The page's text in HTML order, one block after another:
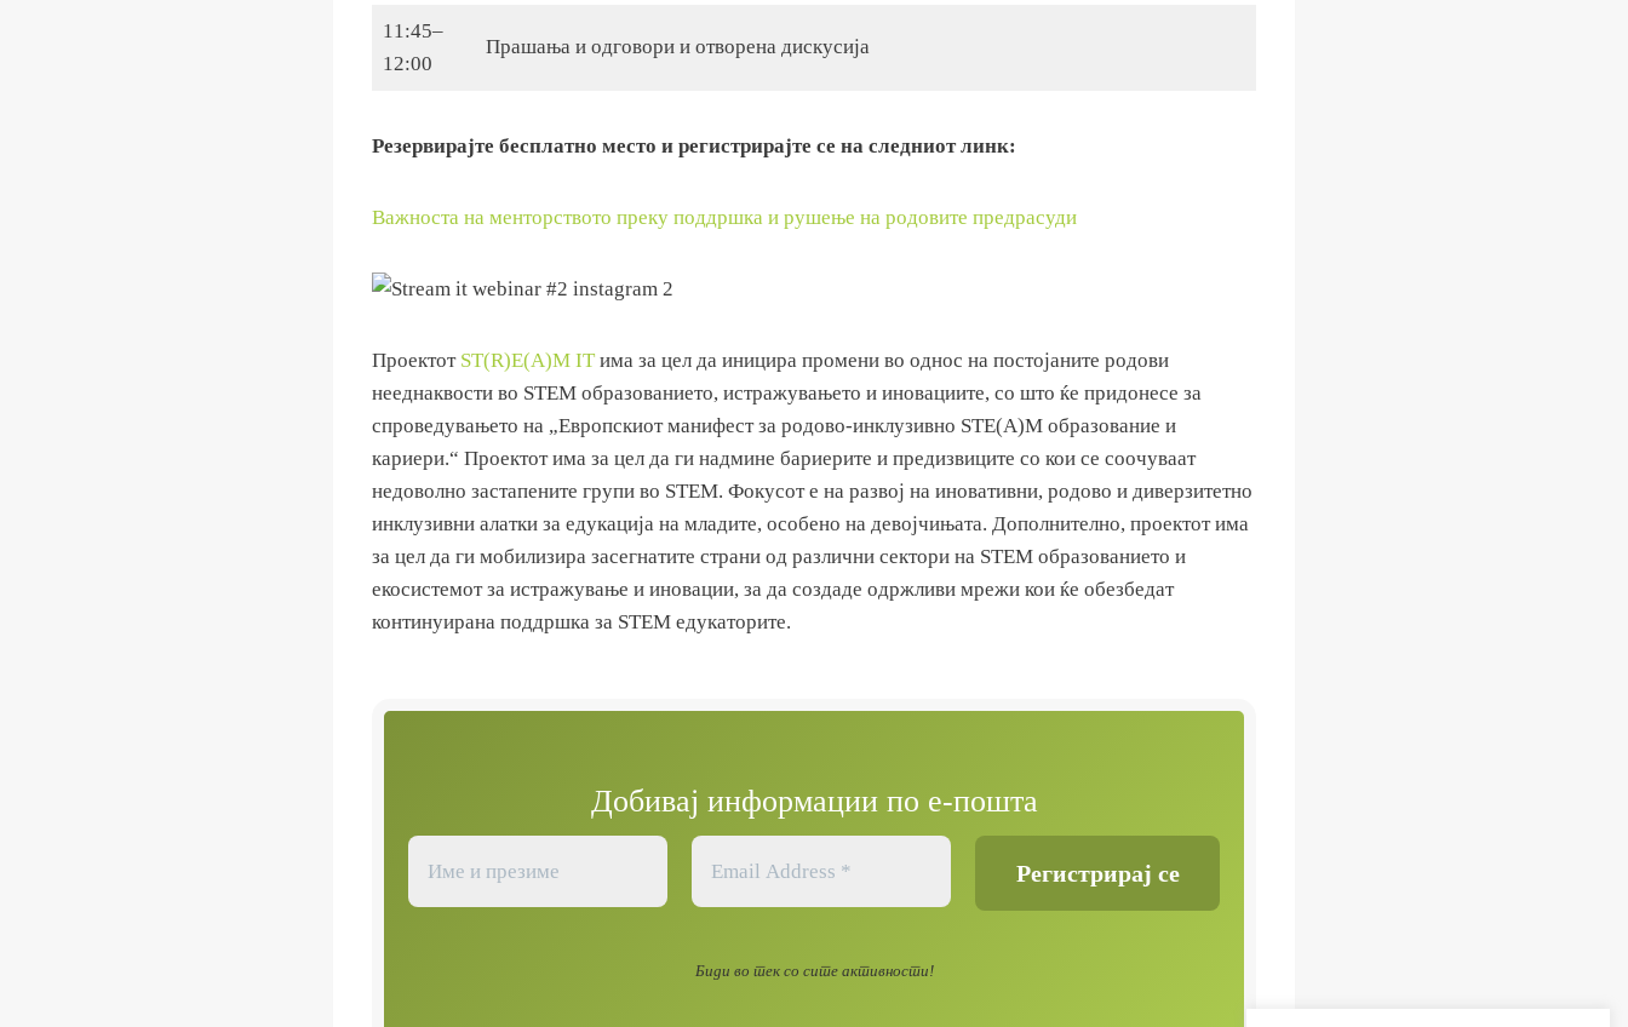
11:45–
12:00
Прашања и одговори и отворена дискусија
Резервирајте бесплатно место и регистрирајте се на следниот линк:
Важноста на менторството преку поддршка и рушење на родовите предрасуди
Проектот ST(R)E(A)M IT има за цел да иницира промени во однос на постојаните родови
нееднаквости во STEM образованието, истражувањето и иновациите, со што ќе придонесе за
спроведувањето на „Европскиот манифест за родово-инклузивно STE(A)M образование и
кариери.“ Проектот има за цел да ги надмине бариерите и предизвиците со кои се соочуваат
недоволно застапените групи во STEM. Фокусот е на развој на иновативни, родово и диверзитетно
инклузивни алатки за едукација на младите, особено на девојчињата. Дополнително, проектот има
за цел да ги мобилизира засегнатите страни од различни сектори на STEM образованието и
екосистемот за истражување и иновации, за да создаде одржливи мрежи кои ќе обезбедат
континуирана поддршка за STEM едукаторите.
Добивај информации по е-пошта
Биди во тек со сите активности!